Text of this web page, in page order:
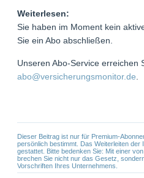
Weiterlesen:
Sie haben im Moment kein
Sie ein Abo abschließen.
Unseren Abo-Service erreichen
abo@versicherungsmonitor.de
Dieser Beitrag ist nur für Premium-
persönlich bestimmt. Das Weiterleiten der
gestattet. Bitte bedenken Sie: Mit einer
brechen Sie nicht nur das Gesetz,
Vorschriften Ihres Unternehmens.